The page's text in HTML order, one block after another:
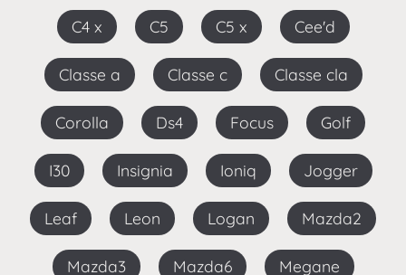
C4 x C5 C5 x Cee'd
Classe a Classe c Classe cla
Corolla Ds4 Focus Golf
I30 Insignia Ioniq Jogger
Leaf Leon Logan Mazda2
Mazda3 Mazda6 Megane